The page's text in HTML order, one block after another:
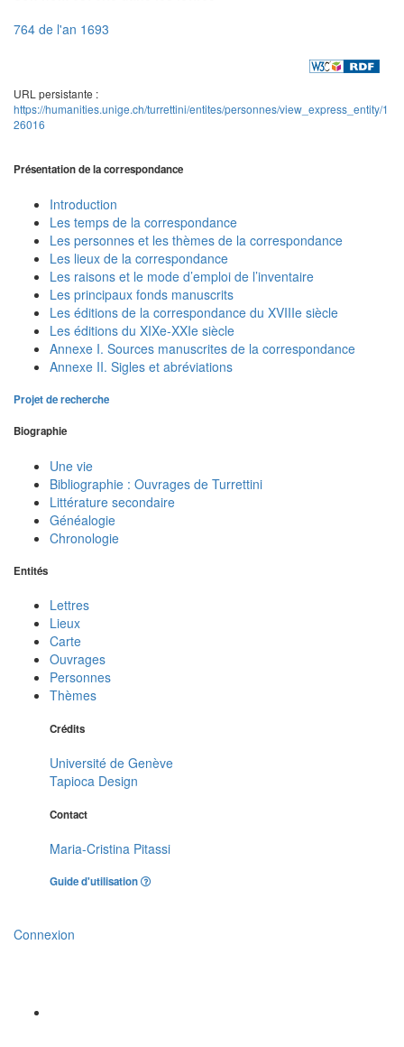
764 de l'an 1693
URL persistante :
https://humanities.unige.ch/turrettini/entites/personnes/view_express_entity/1
26016
Présentation de la correspondance
Introduction
Les temps de la correspondance
Les personnes et les thèmes de la correspondance
Les lieux de la correspondance
Les raisons et le mode d’emploi de l’inventaire
Les principaux fonds manuscrits
Les éditions de la correspondance du XVIIIe siècle
Les éditions du XIXe-XXIe siècle
Annexe I. Sources manuscrites de la correspondance
Annexe II. Sigles et abréviations
Projet de recherche
Biographie
Une vie
Bibliographie : Ouvrages de Turrettini
Littérature secondaire
Généalogie
Chronologie
Entités
Lettres
Lieux
Carte
Ouvrages
Personnes
Thèmes
Crédits
Université de Genève
Tapioca Design
Contact
Maria-Cristina Pitassi
Guide d'utilisation
Connexion